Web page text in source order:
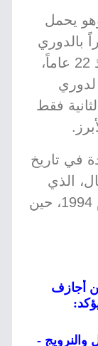
يحمل
بالدوري
الإنجليزي الممتاز للمرة الأولى منذ 22 عاماً،
فقط
في تاريخ
الذي
يبقى آخر تتويج أوروبي له منذ عام 1994، حين
أجازف
والنرويج -